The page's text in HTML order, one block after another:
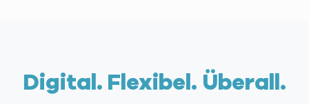
Digital. Flexibel. Überall.